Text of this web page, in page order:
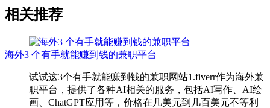
相关推荐
海外3 个有手就能赚到钱的兼职平台
试试这3个有手就能赚到钱的兼职网站1.fiverr作为海外兼
职平台，提供了各种AI相关的服务，包括AI写作、AI绘
画、ChatGPT应用等，价格在几美元到几百美元不等利